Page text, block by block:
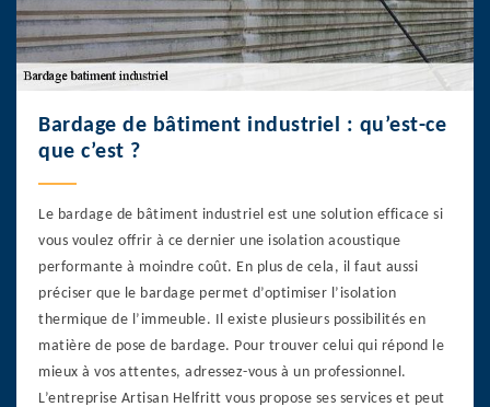
Bardage de bâtiment industriel : qu’est-ce
que c’est ?
Le bardage de bâtiment industriel est une solution efficace si
vous voulez offrir à ce dernier une isolation acoustique
performante à moindre coût. En plus de cela, il faut aussi
préciser que le bardage permet d’optimiser l’isolation
thermique de l’immeuble. Il existe plusieurs possibilités en
matière de pose de bardage. Pour trouver celui qui répond le
mieux à vos attentes, adressez-vous à un professionnel.
L’entreprise Artisan Helfritt vous propose ses services et peut